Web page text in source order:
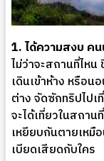
1. ได้ความสงบ ค
ไม่ว่าจะสถานที่ไห
เดินเข้าห้าง หรือ
ต่าง จัดซักทริปไป
จะได้เที่ยวในสถา
เหยียบกันตายเหมื
เบียดเสียดกับใคร